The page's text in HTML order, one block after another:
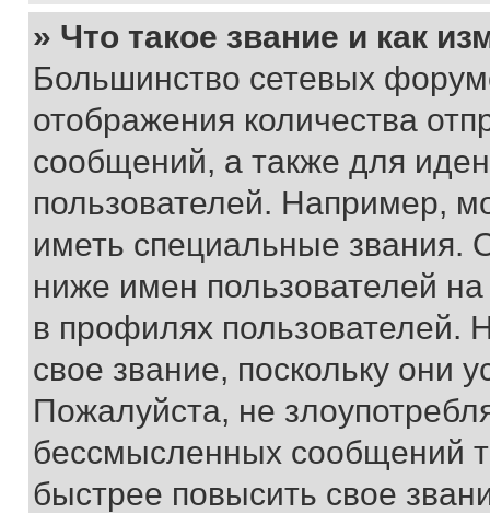
» Что такое звание и как
Большинство сетевых
отображения количества
сообщений, а также для
пользователей. Например,
иметь специальные звания.
ниже имен пользователей
в профилях
свое звание, поскольку они
Пожалуйста, не
бессмысленных сообщений
быстрее повысить свое